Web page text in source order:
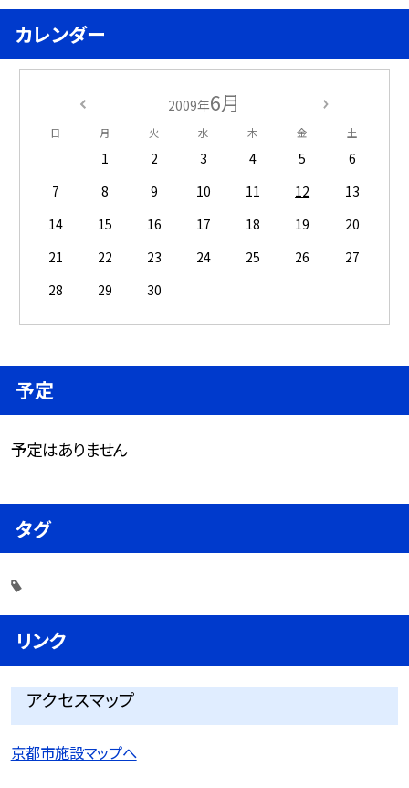
カレンダー
2009年6月
日 月 火 水 木 金 土
1 2 3 4 5
6
7
8 9 10 11 12
13
14
15 16 17 18 19
20
21
22 23 24 25 26
27
28
29 30
予定
予定はありません
タグ
リンク
アクセスマップ
京都市施設マップへ